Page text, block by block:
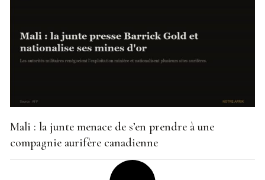
Mali : la junte menace de s’en prendre à une
compagnie aurifère canadienne